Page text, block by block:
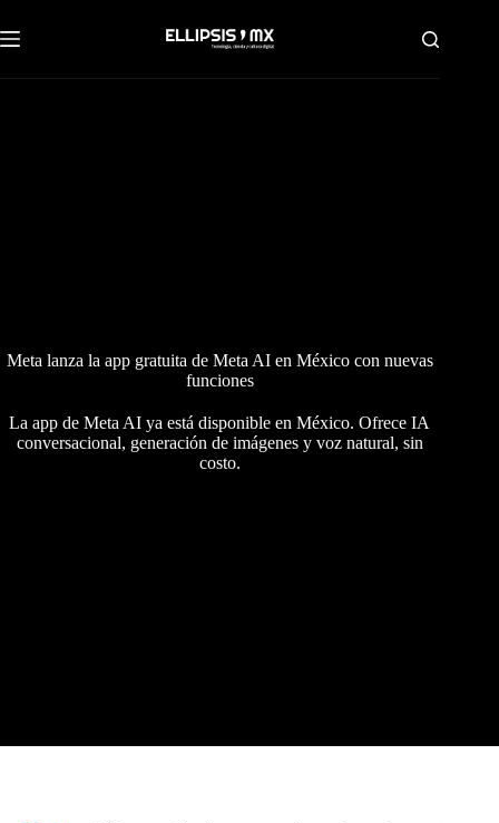
al
contenido
Meta lanza la app gratuita de Meta AI en México con nuevas
funciones
La app de Meta AI ya está disponible en México. Ofrece IA
conversacional, generación de imágenes y voz natural, sin
costo.